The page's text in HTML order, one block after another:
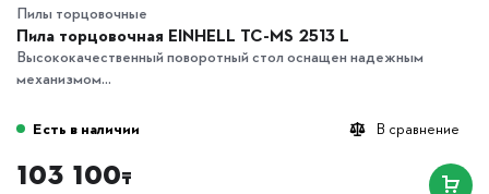
Пилы торцовочные
Пила торцовочная EINHELL TC-MS 2513 L
Высококачественный поворотный стол оснащен надежным
механизмом...
В сравнение
Есть в наличии
103 100₸